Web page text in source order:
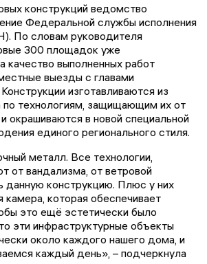
конструкций ведомство
Федеральной службы исполнения
По словам руководителя
300 площадок уже
качество выполненных работ
выезды с главами
изготавливаются из
по технологиям, защищающим их от
окрашиваются в новой специальной
единого регионального стиля.
металл. Все технологии,
от вандализма, от ветровой
данную конструкцию. Плюс у них
камера, которая обеспечивает
это ещё эстетически было
эти инфраструктурные объекты
около каждого нашего дома, и
каждый день», – подчеркнула